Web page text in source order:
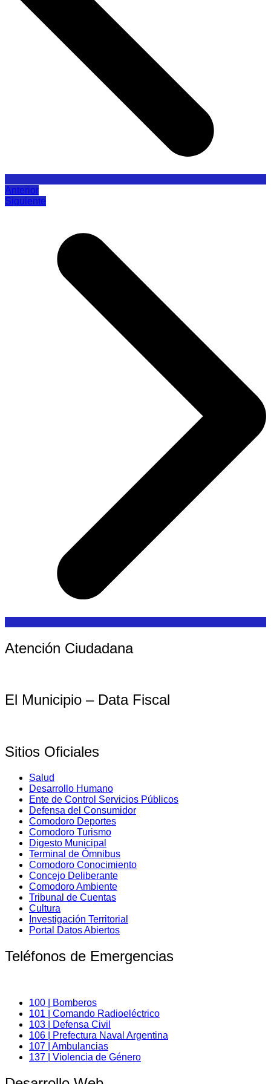
Anterior
Siguiente
Atención Ciudadana
El Municipio – Data Fiscal
Sitios Oficiales
Salud
Desarrollo Humano
Ente de Control Servicios Públicos
Defensa del Consumidor
Comodoro Deportes
Comodoro Turismo
Digesto Municipal
Terminal de Ómnibus
Comodoro Conocimiento
Concejo Deliberante
Comodoro Ambiente
Tribunal de Cuentas
Cultura
Investigación Territorial
Portal Datos Abiertos
Teléfonos de Emergencias
100 | Bomberos
101 | Comando Radioeléctrico
103 | Defensa Civil
106 | Prefectura Naval Argentina
107 | Ambulancias
137 | Violencia de Género